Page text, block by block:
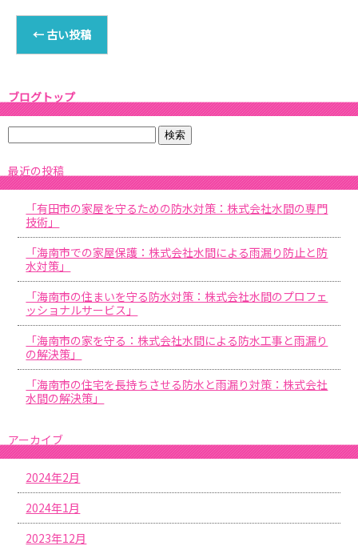
← 古い投稿
ブログトップ
最近の投稿
「有田市の家屋を守るための防水対策：株式会社水間の専門
技術」
「海南市での家屋保護：株式会社水間による雨漏り防止と防
水対策」
「海南市の住まいを守る防水対策：株式会社水間のプロフェ
ッショナルサービス」
「海南市の家を守る：株式会社水間による防水工事と雨漏り
の解決策」
「海南市の住宅を長持ちさせる防水と雨漏り対策：株式会社
水間の解決策」
アーカイブ
2024年2月
2024年1月
2023年12月